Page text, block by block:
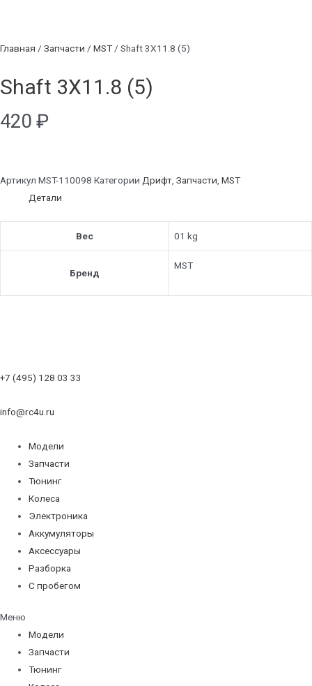
Главная / Запчасти / MST/ Shaft 3X11.8 (5)
Shaft 3X11.8 (5)
420 ₽
Артикул MST-110098 Категории Дрифт, Запчасти, MST
Детали
Вес 01 kg
Бренд
MST
+7 (495) 128 03 33
info@rc4u.ru
Модели
Запчасти
Тюнинг
Колеса
Электроника
Аккумуляторы
Аксессуары
Разборка
С пробегом
Меню
Модели
Запчасти
Тюнинг